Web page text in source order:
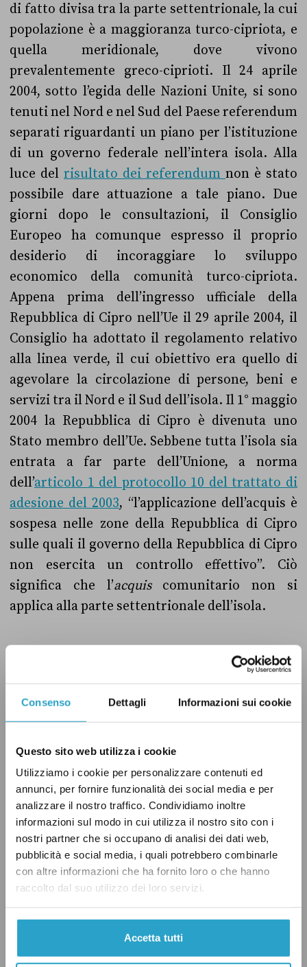
Consenso Dettagli Informazioni sui cookie
Questo sito web utilizza i cookie
Utilizziamo i cookie per personalizzare contenuti ed
annunci, per fornire funzionalità dei social media e per
analizzare il nostro traffico. Condividiamo inoltre
informazioni sul modo in cui utilizza il nostro sito con i
nostri partner che si occupano di analisi dei dati web,
pubblicità e social media, i quali potrebbero combinarle
con altre informazioni che ha fornito loro o che hanno
raccolto dal suo utilizzo dei loro servizi.
Accetta tutti
di fatto divisa tra la parte settentrionale, la cui
popolazione è a maggioranza turco-cipriota, e
quella meridionale, dove vivono
prevalentemente greco-ciprioti. Il 24 aprile
2004, sotto l’egida delle Nazioni Unite, si sono
tenuti nel Nord e nel Sud del Paese referendum
separati riguardanti un piano per l’istituzione
di un governo federale nell’intera isola. Alla
luce del risultato dei referendum non è stato
possibile dare attuazione a tale piano. Due
giorni dopo le consultazioni, il Consiglio
Europeo ha comunque espresso il proprio
desiderio di incoraggiare lo sviluppo
economico della comunità turco-cipriota.
Appena prima dell’ingresso ufficiale della
Repubblica di Cipro nell’Ue il 29 aprile 2004, il
Consiglio ha adottato il regolamento relativo
alla linea verde, il cui obiettivo era quello di
agevolare la circolazione di persone, beni e
servizi tra il Nord e il Sud dell’isola. Il 1° maggio
2004 la Repubblica di Cipro è divenuta uno
Stato membro dell’Ue. Sebbene tutta l’isola sia
entrata a far parte dell’Unione, a norma
dell’articolo 1 del protocollo 10 del trattato di
adesione del 2003, “l’applicazione dell’acquis è
sospesa nelle zone della Repubblica di Cipro
sulle quali il governo della Repubblica di Cipro
non esercita un controllo effettivo”. Ciò
significa che l’acquiscomunitario non si
applica alla parte settentrionale dell’isola.
Tirando le somme di questo lungo excursus
parte Nord dell’isola sia,
autonoma, il fatto che sia stata creata a
seguito dell’invasione turca del 1974 e che solo
la Turchia la riconosca a livello internazionale
ci consente di classificare come vera questa
parte della dichiarazione.
Il genocidio Armeno